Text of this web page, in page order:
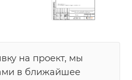
на проект, мы
в ближайшее